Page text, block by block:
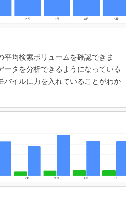
平均検索ボリュームを確認できま
ータを分析できるようになっている
バイルに力を入れていることがわか